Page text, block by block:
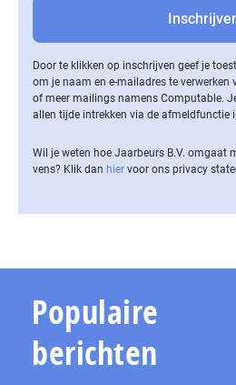
Door te klikken op inschrijven geef je
om je naam en e-mailadres te verwerken
of meer mailings namens Computable.
allen tijde intrekken via de af­meld­func­tie
Wil je weten hoe Jaarbeurs B.V. omgaat
vens? Klik dan hier voor ons privacy
Populaire
berichten